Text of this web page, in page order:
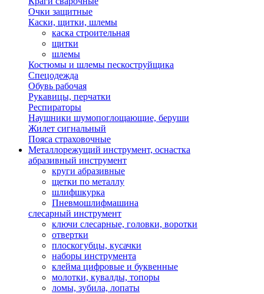
Очки защитные
Каски, щитки, шлемы
каска строительная
щитки
шлемы
Костюмы и шлемы пескоструйщика
Спецодежда
Обувь рабочая
Рукавицы, перчатки
Респираторы
Наушники шумопоглощающие, беруши
Жилет сигнальный
Пояса страховочные
Металлорежущий инструмент, оснастка
абразивный инструмент
круги абразивные
щетки по металлу
шлифшкурка
Пневмошлифмашина
слесарный инструмент
ключи слесарные, головки, воротки
отвертки
плоскогубцы, кусачки
наборы инструмента
клейма цифровые и буквенные
молотки, кувалды, топоры
ломы, зубила, лопаты